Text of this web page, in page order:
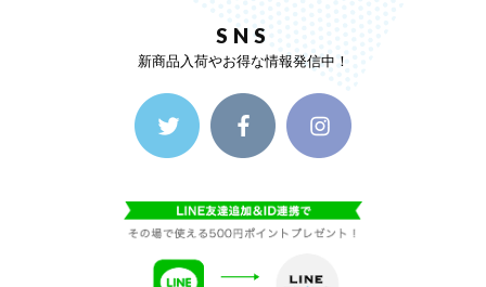
SNS
新商品入荷やお得な情報発信中！